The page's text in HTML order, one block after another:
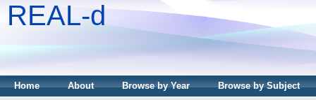
REAL-d
Home About Browse by Year Browse by Subject